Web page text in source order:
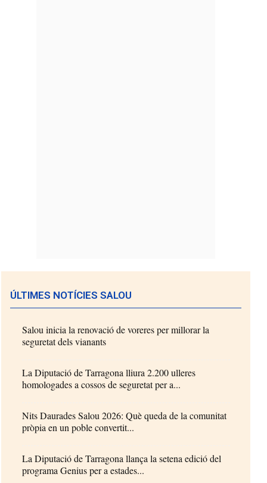
ÚLTIMES NOTÍCIES SALOU
Salou inicia la renovació de voreres per millorar la
seguretat dels vianants
La Diputació de Tarragona lliura 2.200 ulleres
homologades a cossos de seguretat per a...
Nits Daurades Salou 2026: Què queda de la comunitat
pròpia en un poble convertit...
La Diputació de Tarragona llança la setena edició del
programa Genius per a estades...